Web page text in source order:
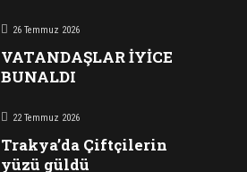
26 Temmuz 2026
VATANDAŞLAR İYİCE
BUNALDI
22 Temmuz 2026
Trakya’da Çiftçilerin
yüzü güldü